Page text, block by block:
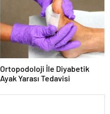
Ortopodoloji İle Diyabetik
Ayak Yarası Tedavisi